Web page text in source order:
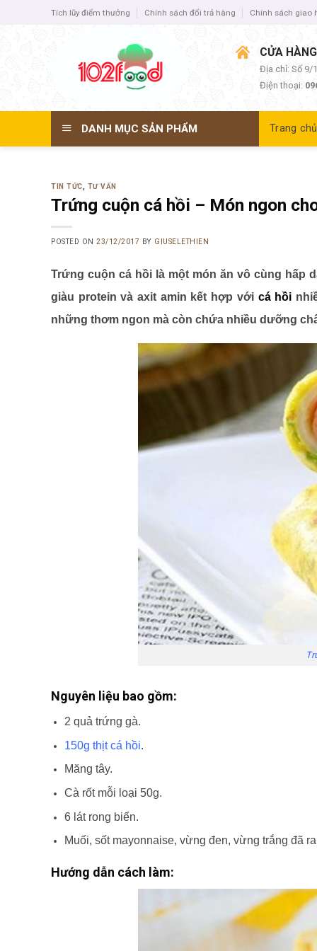
Tích lũy điểm thưởng Chính sách đổi trả hàng Chính sách giao
CỬA
Địa chỉ: Số 9/
Điện thoại:
DANH MỤC SẢN PHẨM Trang chủ
TIN TỨC TƯ VẤN
Trứng cuộn cá hồi – Món ngon
POSTED ON23/12/2017 BY GIUSELETHIEN
Trứng cuộn cá hồi là một món ăn vô cùng hấp
giàu protein và axit amin kết hợp với cá hồi
những thơm ngon mà còn chứa nhiều dưỡng
Nguyên liệu bao gồm:
2 quả trứng gà.
150g thịt cá hồi.
Măng tây.
Cà rốt mỗi loại 50g.
6 lát rong biển.
Muối, sốt mayonnaise, vừng đen, vừng trắng đã
Hướng dẫn cách làm: